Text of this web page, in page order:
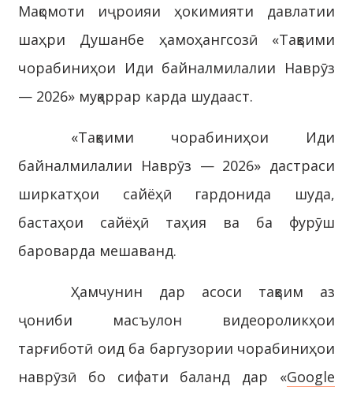
Мақомоти иҷроияи ҳокимияти давлатии
шаҳри Душанбе ҳамоҳангсозӣ «Тақвими
чорабиниҳои Иди байналмилалии Наврӯз
— 2026» муқаррар карда шудааст.
«Тақвими чорабиниҳои Иди
байналмилалии Наврӯз — 2026» дастраси
ширкатҳои сайёҳӣ гардонида шуда,
бастаҳои сайёҳӣ таҳия ва ба фурӯш
бароварда мешаванд.
Ҳамчунин дар асоси тақвим аз
ҷониби масъулон видеороликҳои
тарғиботӣ оид ба баргузории чорабиниҳои
наврӯзӣ бо сифати баланд дар «Google